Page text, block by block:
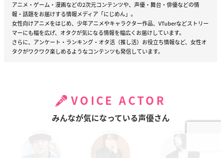
アニメ・ゲーム・漫画などの2次元コンテンツや、声優・舞台・俳優などの情
報・話題をお届けする情報メディア「にじめん」。
女性向けアニメをはじめ、少年アニメやキャラクター作品、VTuberなどストリー
マーにも幅を広げ、オタクが気になる情報を幅広くお届けしています。
さらに、アンケート・ランキング・オタ活（推し活）お役立ち情報など、女性オ
タクがワクワク楽しめるようなコンテンツも発信しています。
VOICE ACTOR
みんなが気になっている声優さん